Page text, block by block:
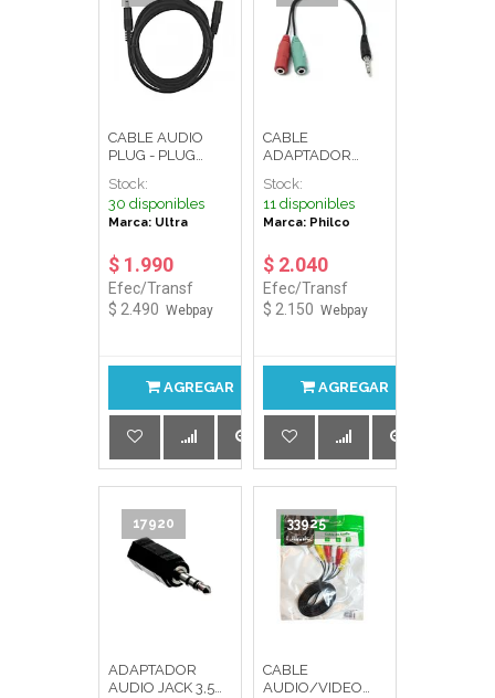
CABLE AUDIO
PLUG - PLUG
MTS/32N00-
00210 ULTRA
Stock:
30 disponibles
Marca: Ultra
$ 1.990
Efec/Transf
$ 2.490 Webpay
AGREGAR
CABLE
ADAPTADOR
MACHO/2 JACK H
31FJX29111
Stock:
11 disponibles
Marca: Philco
$ 2.040
Efec/Transf
$ 2.150 Webpay
AGREGAR
17920
ADAPTADOR
AUDIO JACK 3,5
33925
CABLE
AUDIO/VIDEO